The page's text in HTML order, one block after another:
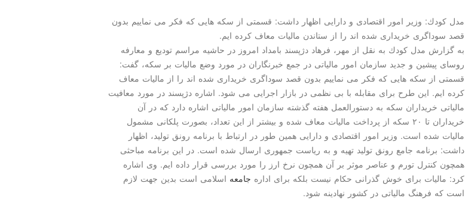
مدل كودك: وزیر امور اقتصادی و دارایی اظهار داشت: قسمتی از سكه هایی كه فكر می نماییم بدون
قصد سوداگری خریداری شده اند را از ستاندن مالیات معاف كرده ایم.
به گزارش مدل كودك به نقل از مهر، فرهاد دژپسند بامداد امروز در حاشیه مراسم تودیع و معارفه
روسای پیشین و جدید سازمان امور مالیاتی در جمع خبرنگاران در مورد وضع مالیات بر سكه، گفت:
قسمتی از سكه هایی كه فكر می نماییم بدون قصد سوداگری خریداری شده اند را از مالیات معاف
كرده ایم. این طرح برای مقابله با بی نظمی در بازار اجرایی می شود. اشاره دژپسند در مورد معافیت
مالیاتی خریداران سكه به دستورالعمل هفته گذشته سازمان امور مالیاتی اشاره دارد كه در آن
خریداران تا ۲۰ سكه از پرداخت مالیات معاف شده و بیشتر از این تعداد، بصورت پلكانی مشمول
مالیات شده است. وزیر امور اقتصادی و دارایی همین طور در ارتباط با برنامه رونق تولید، اظهار
داشت: برنامه جامع رونق تولید تهیه و به ریاست جمهوری ارسال شده است. در این برنامه مباحثی
همچون كنترل تورم و عناصر موثر بر آن همچون نرخ ارز را مورد بررسی قرار داده ایم. وی اشاره
كرد: مالیات برای خوش گذرانی حكام نیست بلكه برای اداره جامعه اسلامی است بدین جهت لازم
است كه فرهنگ مالیاتی در كشور نهادینه شود.